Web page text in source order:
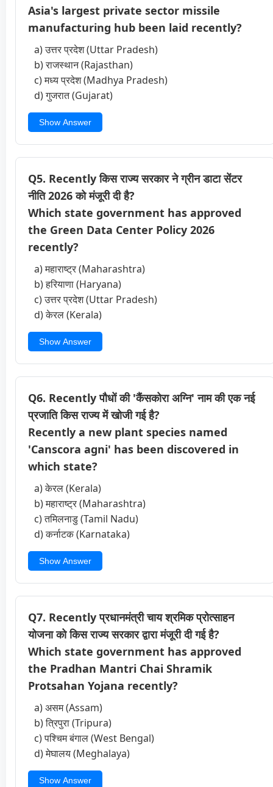
Asia's largest private sector missile
manufacturing hub been laid recently?
a) उत्तर प्रदेश (Uttar Pradesh)
b) राजस्थान (Rajasthan)
c) मध्य प्रदेश (Madhya Pradesh)
d) गुजरात (Gujarat)
Show Answer
Q5. Recently किस राज्य सरकार ने ग्रीन डाटा सेंटर
नीति 2026 को मंजूरी दी है?
Which state government has approved
the Green Data Center Policy 2026
recently?
a) महाराष्ट्र (Maharashtra)
b) हरियाणा (Haryana)
c) उत्तर प्रदेश (Uttar Pradesh)
d) केरल (Kerala)
Show Answer
Q6. Recently पौधों की 'कैंसकोरा अग्नि' नाम की एक नई
प्रजाति किस राज्य में खोजी गई है?
Recently a new plant species named
'Canscora agni' has been discovered in
which state?
a) केरल (Kerala)
b) महाराष्ट्र (Maharashtra)
c) तमिलनाडु (Tamil Nadu)
d) कर्नाटक (Karnataka)
Show Answer
Q7. Recently प्रधानमंत्री चाय श्रमिक प्रोत्साहन
योजना को किस राज्य सरकार द्वारा मंजूरी दी गई है?
Which state government has approved
the Pradhan Mantri Chai Shramik
Protsahan Yojana recently?
a) असम (Assam)
b) त्रिपुरा (Tripura)
c) पश्चिम बंगाल (West Bengal)
d) मेघालय (Meghalaya)
Show Answer